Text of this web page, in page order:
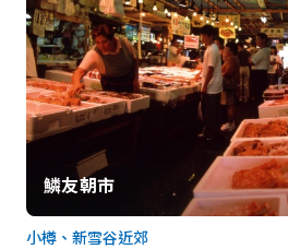
鱗友朝市
小樽、新雪谷近郊